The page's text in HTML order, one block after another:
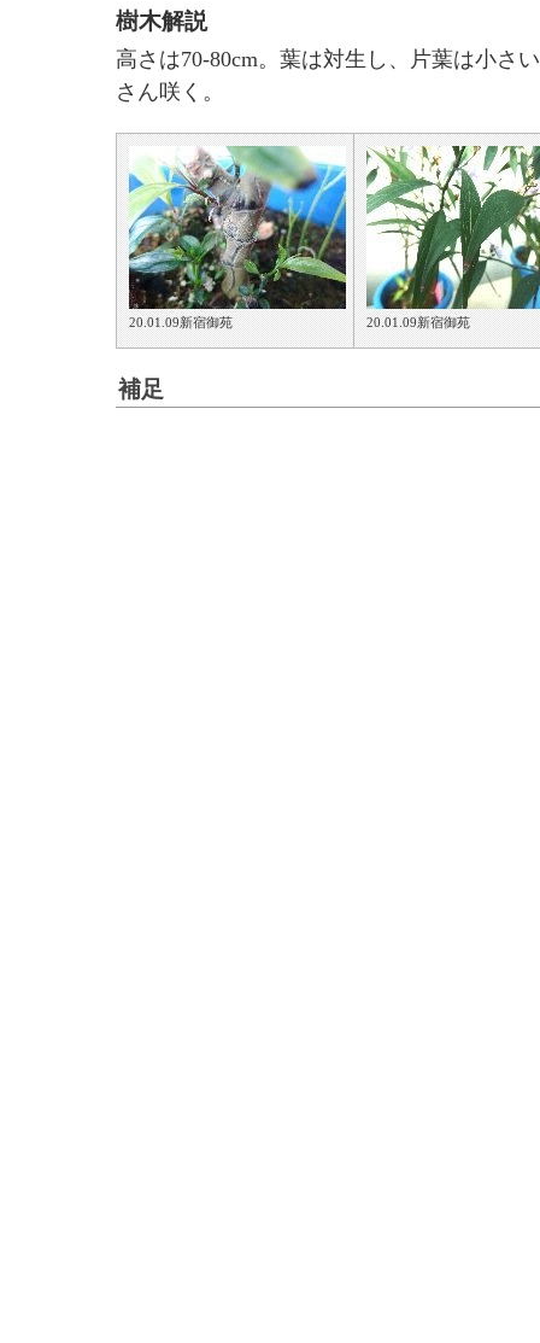
樹木解説
高さは70-80cm。葉は対生し、片葉は小さ
さん咲く。
20.01.09新宿御苑 20.01.09新宿御苑
補足